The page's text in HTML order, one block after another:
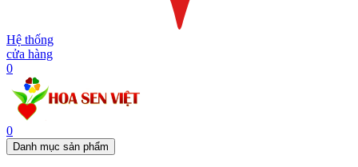
Hệ thống
cửa hàng
0
0
Danh mục sản phẩm